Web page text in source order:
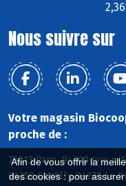
Afin de vous offrir la
des cookies : pour
Nous suivre sur
Votre magasin
proche de :
75013 Paris, 94200 Ivry s/
94250 Gentilly, 94270 Le